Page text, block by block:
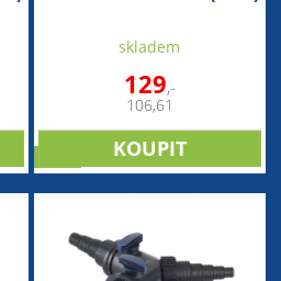
skladem
129,-
106,61